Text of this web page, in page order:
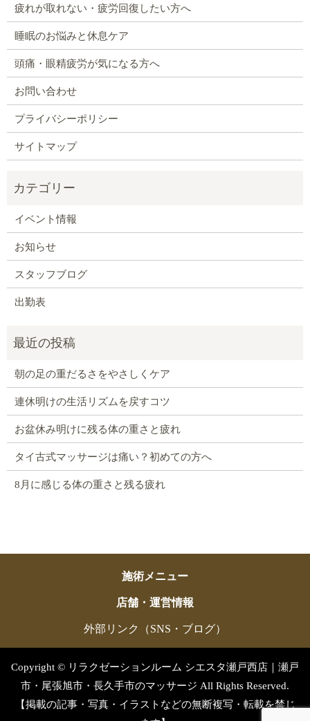
疲れが取れない・疲労回復したい方へ
睡眠のお悩みと休息ケア
頭痛・眼精疲労が気になる方へ
お問い合わせ
プライバシーポリシー
サイトマップ
イベント情報
お知らせ
スタッフブログ
出勤表
朝の足の重だるさをやさしくケア
連休明けの生活リズムを戻すコツ
お盆休み明けに残る体の重さと疲れ
タイ古式マッサージは痛い？初めての方へ
8月に感じる体の重さと残る疲れ
施術メニュー
店舗・運営情報
外部リンク（SNS・ブログ）
Copyright © リラクゼーションルーム シエスタ瀬戸西店｜瀬戸
市・尾張旭市・長久手市のマッサージ All Rights Reserved.
【掲載の記事・写真・イラストなどの無断複写・転載を禁じ